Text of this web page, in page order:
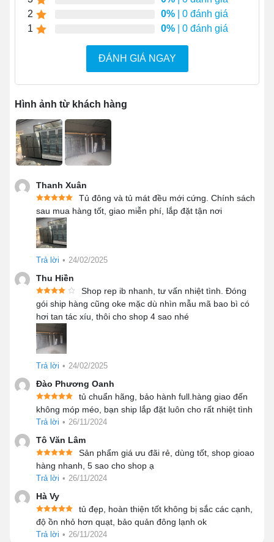
Bánh xe PU chịu lực 360 độ chuyển động linh
hoạt, giúp di chuyển tủ đến vị trí mong muốn một
Cơ chế hoạt động êm ái, độ ồn cực thấp.
Thiết kế sản phẩm
👉 Bạn đang tìm kiếm tủ đông phù hợp cho nhu
cầu kinh doanh hoặc sử dụng gia đình nhưng chưa
biết nên chọn loại nào?
👉 Khám phá ngay danh mục tủ đông Kanawa với
đầy đủ các dòng sản phẩm đang được ưa chuộng
trên thị trường
➡️ 46+ MẫuTủ đông công nghiệp
công suất mạnh
➡️ 16+ MẫuTủ đông nằm ngang
➡️ 22+ Mẫu
➡️ Tủ đông mini – nhỏ gọn, tiện lợi
👉 Xem ngay toàn bộ các mẫu tủ đông mới nhất tại
2
0% | 0 đánh giá
1
0% | 0 đánh giá
ĐÁNH GIÁ NGAY
Hình ảnh từ khách hàng
Thanh Xuân
Tủ đông và tủ mát đều mới cứng. Chính sách
sau mua hàng tốt, giao miễn phí, lắp đặt tận nơi
Trả lời • 24/02/2025
Thu Hiền
Shop rep ib nhanh, tư vấn nhiệt tình. Đóng
gói ship hàng cũng oke mặc dù nhìn mẫu mã bao bì có
hơi tan tác xíu, thôi cho shop 4 sao nhé
Trả lời • 24/02/2025
Đào Phương Oanh
tủ chuẩn hãng, bảo hành full.hàng giao đến
không móp méo, bạn ship lắp đặt luôn cho rất nhiệt tình
Trả lời • 26/11/2024
Tô Văn Lâm
Sản phẩm giá ưu đãi rẻ, dùng tốt, shop gioao
hàng nhanh, 5 sao cho shop ạ
Trả lời • 26/11/2024
Hà Vy
tủ đẹp, hoàn thiện tốt không bị sắc các cạnh,
độ ồn nhỏ hơn quạt, bảo quản đông lạnh ok
Trả lời • 26/11/2024